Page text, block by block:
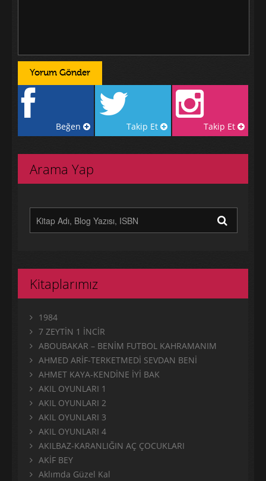
Beğen Takip Et Takip Et
Arama Yap
Kitaplarımız
1984
7 ZEYTİN 1 İNCİR
ABOUBAKAR – BENİM FUTBOL KAHRAMANIM
AHMED ARİF-TERKETMEDİ SEVDAN BENİ
AHMET KAYA-KENDİNE İYİ BAK
AKIL OYUNLARI 1
AKIL OYUNLARI 2
AKIL OYUNLARI 3
AKIL OYUNLARI 4
AKILBAZ-KARANLIĞIN AÇ ÇOCUKLARI
AKİF BEY
Aklımda Güzel Kal